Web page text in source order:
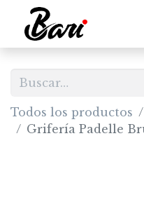
Todos los productos
Grifería Padelle